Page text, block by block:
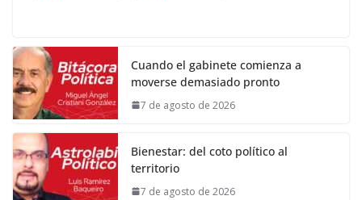
Cuando el gabinete comienza a
moverse demasiado pronto
7 de agosto de 2026
Bienestar: del coto político al
territorio
7 de agosto de 2026